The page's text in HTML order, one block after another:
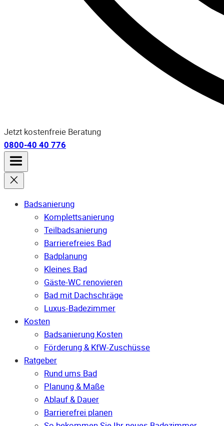
Jetzt kostenfreie Beratung
0800-40 40 776
Badsanierung
Komplettsanierung
Teilbadsanierung
Barrierefreies Bad
Badplanung
Kleines Bad
Gäste-WC renovieren
Bad mit Dachschräge
Luxus-Badezimmer
Kosten
Badsanierung Kosten
Förderung & KfW-Zuschüsse
Ratgeber
Rund ums Bad
Planung & Maße
Ablauf & Dauer
Barrierefrei planen